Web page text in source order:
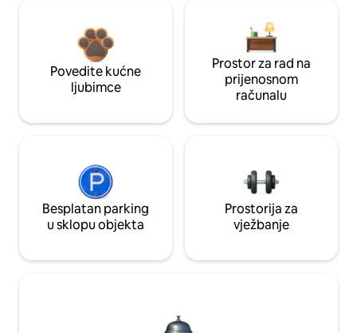
Povedite kućne
ljubimce
Prostor za rad na
prijenosnom
računalu
Besplatan parking
u sklopu objekta
Prostorija za
vježbanje